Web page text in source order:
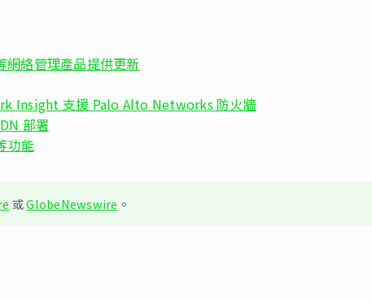
絡管理產品提供更新
Insight 支援 Palo Alto Networks 防火牆
部署
功能
或GlobeNewswire 。